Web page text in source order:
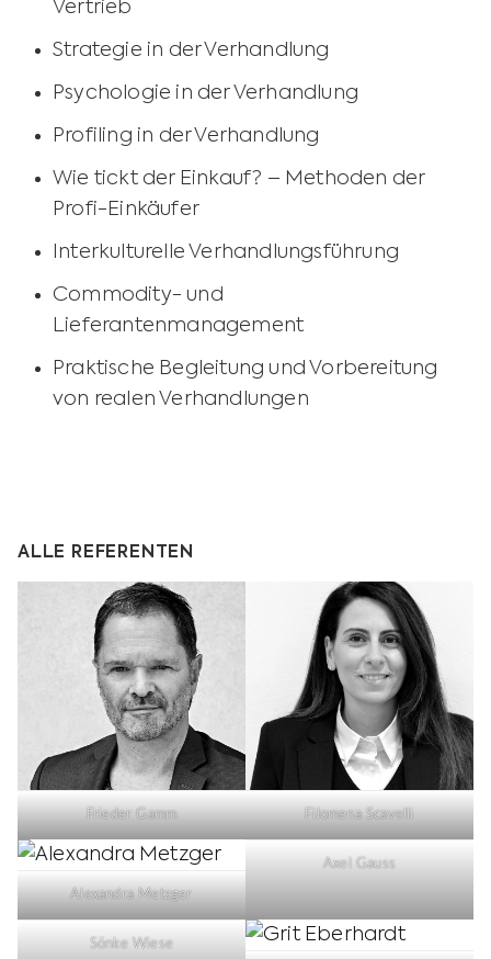
Vertrieb
Strategie in der Verhandlung
Psychologie in der Verhandlung
Profiling in der Verhandlung
Wie tickt der Einkauf? – Methoden der
Profi-Einkäufer
Interkulturelle Verhandlungsführung
Commodity- und
Lieferantenmanagement
Praktische Begleitung und Vorbereitung
von realen Verhandlungen
ALLE REFERENTEN
Frieder Gamm Filomena Scavelli
Alexandra Metzger
Axel Gauss
Sönke Wiese